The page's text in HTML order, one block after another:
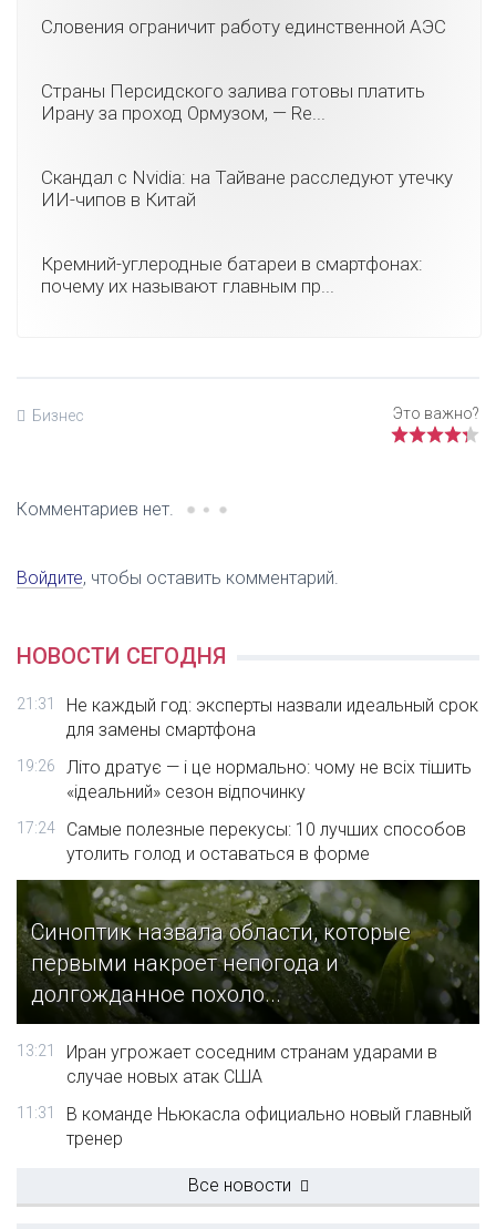
Словения ограничит работу единственной АЭС
Страны Персидского залива готовы платить
Ирану за проход Ормузом, — Re...
Скандал с Nvidia: на Тайване расследуют утечку
ИИ-чипов в Китай
Кремний-углеродные батареи в смартфонах:
почему их называют главным пр...
Бизнес
Комментариев нет.
Войдите, чтобы оставить комментарий.
НОВОСТИ СЕГОДНЯ
21:31
Не каждый год: эксперты назвали идеальный срок
для замены смартфона
19:26
Літо дратує — і це нормально: чому не всіх тішить
«ідеальний» сезон відпочинку
17:24
Самые полезные перекусы: 10 лучших способов
утолить голод и оставаться в форме
Синоптик назвала области, которые
первыми накроет непогода и
долгожданное похоло...
13:21
Иран угрожает соседним странам ударами в
случае новых атак США
11:31
В команде Ньюкасла официально новый главный
тренер
Все новости